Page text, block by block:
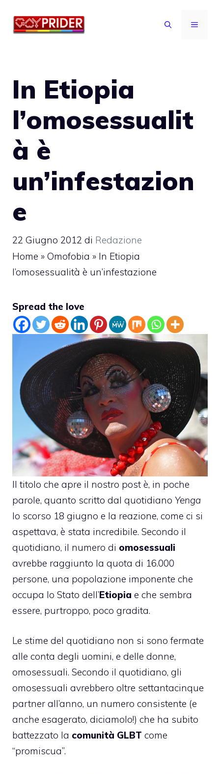
MENU
In Etiopia
l’omosessualit
à è
un’infestazion
e
22 Giugno 2012 di Redazione
Home » Omofobia » In Etiopia
l’omosessualità è un’infestazione
Spread the love
Il titolo che apre il nostro post è, in poche
parole, quanto scritto dal quotidiano Yenga
lo scorso 18 giugno e la reazione, come ci si
aspettava, è stata incredibile. Secondo il
quotidiano, il numero di omosessuali
avrebbe raggiunto la quota di 16.000
persone, una popolazione imponente che
occupa lo Stato dell’Etiopia e che sembra
essere, purtroppo, poco gradita.
Le stime del quotidiano non si sono fermate
alle conta degli uomini, e delle donne,
omosessuali. Secondo il quotidiano, gli
omosessuali avrebbero oltre settantacinque
partner all’anno, un numero consistente (e
anche esagerato, diciamolo!) che ha subito
battezzato la comunità GLBT come
“promiscua”.